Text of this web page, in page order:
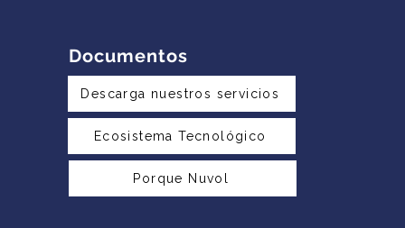
Documentos
Descarga nuestros servicios
Ecosistema Tecnológico
Porque Nuvol